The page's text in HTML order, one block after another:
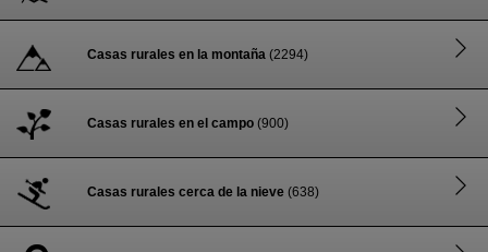
Casas rurales en la montaña (2294)
Casas rurales en el campo (900)
Casas rurales cerca de la nieve (638)